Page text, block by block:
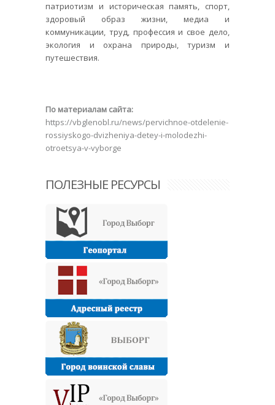
патриотизм и историческая память, спорт,
здоровый образ жизни, медиа и
коммуникации, труд, профессия и свое дело,
экология и охрана природы, туризм и
путешествия.
По материалам сайта:
https://vbglenobl.ru/news/pervichnoe-otdelenie-
rossiyskogo-dvizheniya-detey-i-molodezhi-
otroetsya-v-vyborge
ПОЛЕЗНЫЕ РЕСУРСЫ